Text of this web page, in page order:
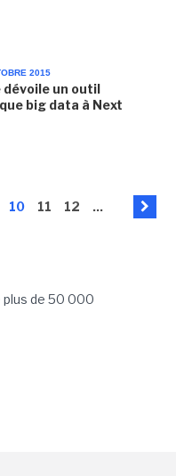
2015
dévoile un outil
big data à Next
10 11 12 ...
de 50 000